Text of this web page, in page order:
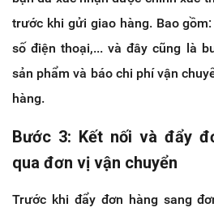
trước khi gửi giao hàng. Bao
số điện thoại,... và đây cũng là
sản phẩm và báo chi phí vận
hàng.
Bước 3: Kết nối và đẩy
qua đơn vị vận chuyển
Trước khi đẩy đơn hàng sang